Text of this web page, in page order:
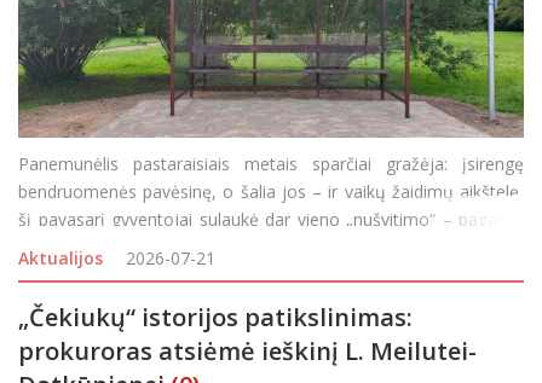
Panemunėlis pastaraisiais metais sparčiai gražėja: įsirengę
bendruomenės pavėsinę, o šalia jos – ir vaikų žaidimų aikštelę,
šį pavasarį gyventojai sulaukė dar vieno „nušvitimo“ – pagaliau
buvo nugriautas senas ūkinis kluonas, ilgus metus
Aktualijos 2026-07-21
„Čekiukų“ istorijos patikslinimas:
prokuroras atsiėmė ieškinį L. Meilutei-